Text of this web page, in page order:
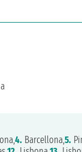
4. Barcellona,5.